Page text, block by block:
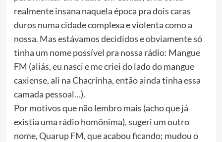
realmente insana naquela época pra dois caras
duros numa cidade complexa e violenta como a
nossa. Mas estávamos decididos e obviamente só
tinha um nome possível pra nossa rádio: Mangue
FM (aliás, eu nasci e me criei do lado do mangue
caxiense, ali na Chacrinha, então ainda tinha essa
camada pessoal…).
Por motivos que não lembro mais (acho que já
existia uma rádio homônima), sugeri um outro
nome, Quarup FM, que acabou ficando; mudou o